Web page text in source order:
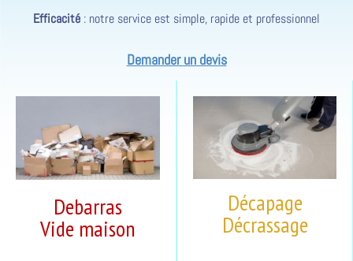
Efficacité : notre service est simple, rapide et professionnel
Demander un devis
Debarras
Vide maison
Décapage
Décrassage